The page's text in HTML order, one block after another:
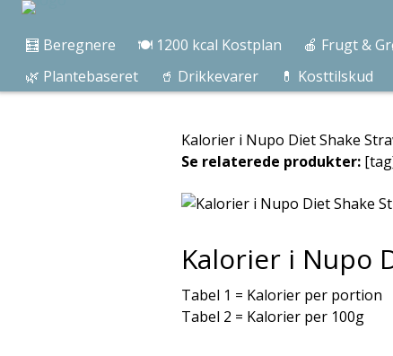
🧮 Beregnere 🍽️ 1200 kcal Kostplan 🍎 Frugt &
🌿 Plantebaseret
🥤 Drikkevarer 💊 Kosttilskud
Kalorier i Nupo Diet Shake
Se relaterede produkter:
Kalorier i Nupo
Tabel 1 = Kalorier per portion
Tabel 2 = Kalorier per 100g